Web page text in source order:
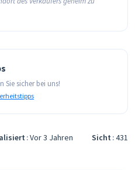
Sie sicher bei uns!
Vor 3 Jahren Sicht 431